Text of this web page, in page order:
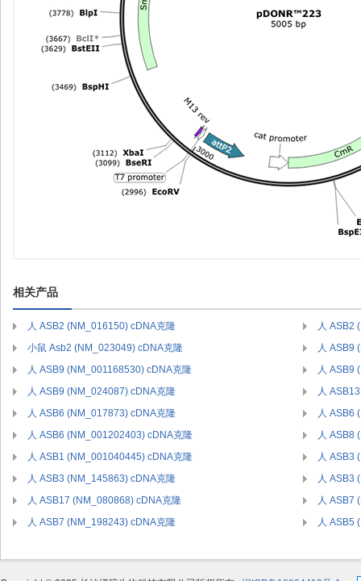
相关产品
人 ASB2 (NM_016150) cDNA克隆
人 ASB2
小鼠 Asb2 (NM_023049) cDNA克隆
人 ASB9
人 ASB9 (NM_001168530) cDNA克隆
人 ASB9
人 ASB9 (NM_024087) cDNA克隆
人
人 ASB6 (NM_017873) cDNA克隆
人 ASB6
人 ASB6 (NM_001202403) cDNA克隆
人 ASB8
人 ASB1 (NM_001040445) cDNA克隆
人 ASB3
人 ASB3 (NM_145863) cDNA克隆
人 ASB3
人 ASB17 (NM_080868) cDNA克隆
人 ASB7
人 ASB7 (NM_198243) cDNA克隆
人 ASB5